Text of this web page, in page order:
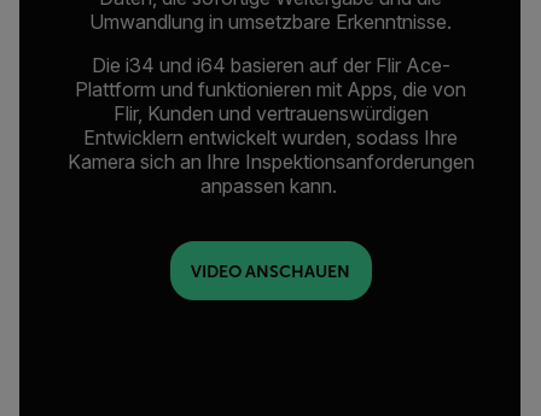
Umwandlung in umsetzbare Erkenntnisse.
Die i34 und i64 basieren auf der Flir Ace-
Plattform und funktionieren mit Apps, die von
Flir, Kunden und vertrauenswürdigen
Entwicklern entwickelt wurden, sodass Ihre
Kamera sich an Ihre Inspektionsanforderungen
anpassen kann.
VIDEO ANSCHAUEN